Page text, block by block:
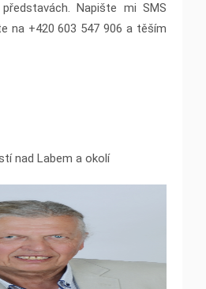
Napište mi SMS
na +420 603 547 906 a těším
nad Labem a okolí